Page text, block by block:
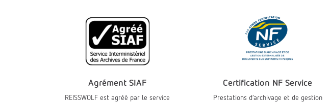
Agrément SIAF
REISSWOLF est agréé par le service
Certification NF Service
Prestations d’archivage et de gestion